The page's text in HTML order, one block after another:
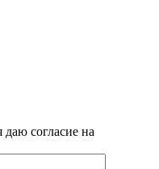
согласие на